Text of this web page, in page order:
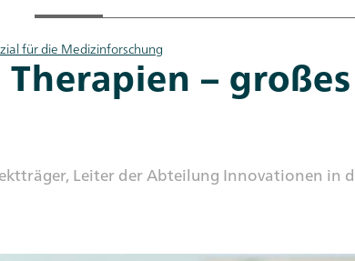
Alle Themen
Leistungen
Förderung
Über uns
Karriere
für die Medizinforschung –
Leiter der Abteilung Innovationen in